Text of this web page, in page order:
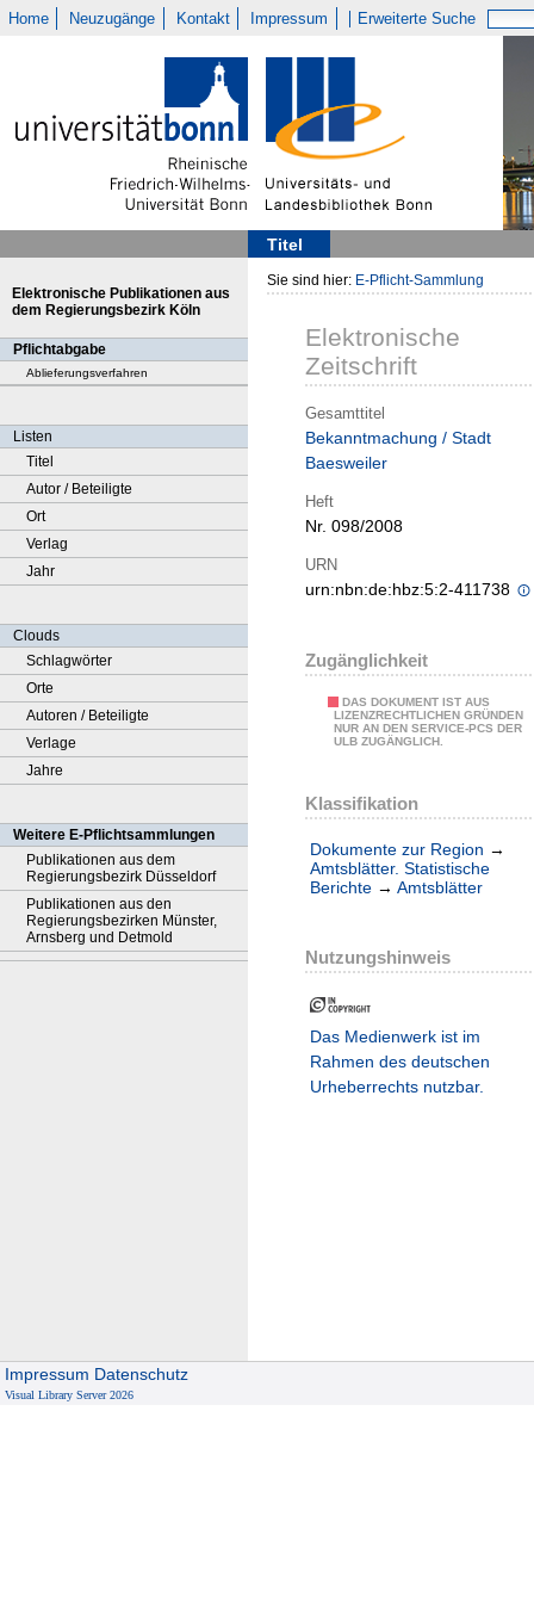
Home Neuzugänge Kontakt Impressum Erweiterte Suche
Titel
Elektronische Publikationen aus
dem Regierungsbezirk Köln
Pflichtabgabe
Ablieferungsverfahren
Listen
Titel
Autor / Beteiligte
Ort
Verlag
Jahr
Clouds
Schlagwörter
Orte
Autoren / Beteiligte
Verlage
Jahre
Weitere E-Pflichtsammlungen
Publikationen aus dem
Regierungsbezirk Düsseldorf
Publikationen aus den
Regierungsbezirken Münster,
Arnsberg und Detmold
Sie sind hier: E-Pflicht-Sammlung
Elektronische
Zeitschrift
Gesamttitel
Bekanntmachung / Stadt
Baesweiler
Heft
Nr. 098/2008
URN
urn:nbn:de:hbz:5:2-411738
Zugänglichkeit
DAS DOKUMENT IST AUS
LIZENZRECHTLICHEN GRÜNDEN
NUR AN DEN SERVICE-PCS DER
ULB ZUGÄNGLICH.
Klassifikation
Dokumente zur Region →
Amtsblätter. Statistische
Berichte → Amtsblätter
Nutzungshinweis
Das Medienwerk ist im
Rahmen des deutschen
Urheberrechts nutzbar.
Impressum Datenschutz
Visual Library Server 2026